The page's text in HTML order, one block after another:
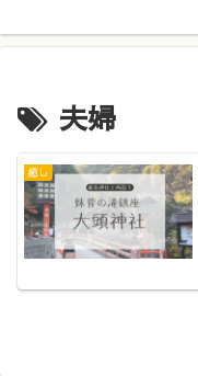
夫婦
癒し